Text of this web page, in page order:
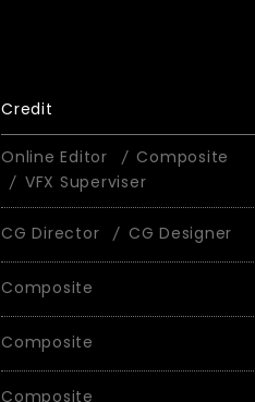
Credit
Online Editor
Composite
VFX Superviser
CG Director CG Designer
Composite
Composite
Composite